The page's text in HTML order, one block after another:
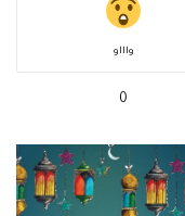
واااو
0